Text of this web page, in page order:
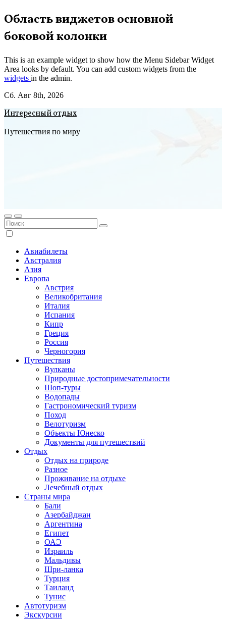
Перейти
к
содержимому
Область виджетов основной
боковой колонки
This is an example widget to show how the Menu Sidebar Widget
Area looks by default. You can add custom widgets from the
widgets in the admin.
Сб. Авг 8th, 2026
Интересный отдых
Путешествия по миру
Авиабилеты
Австралия
Азия
Европа
Австрия
Великобритания
Италия
Испания
Кипр
Греция
Россия
Черногория
Путешествия
Вулканы
Природные достопримечательности
Шоп-туры
Водопады
Гастрономический туризм
Поход
Велотуризм
Объекты Юнеско
Документы для путешествий
Отдых
Отдых на природе
Разное
Проживание на отдыхе
Лечебный отдых
Страны мира
Бали
Азербайджан
Аргентина
Египет
ОАЭ
Израиль
Мальдивы
Шри-ланка
Турция
Таиланд
Тунис
Автотуризм
Экскурсии